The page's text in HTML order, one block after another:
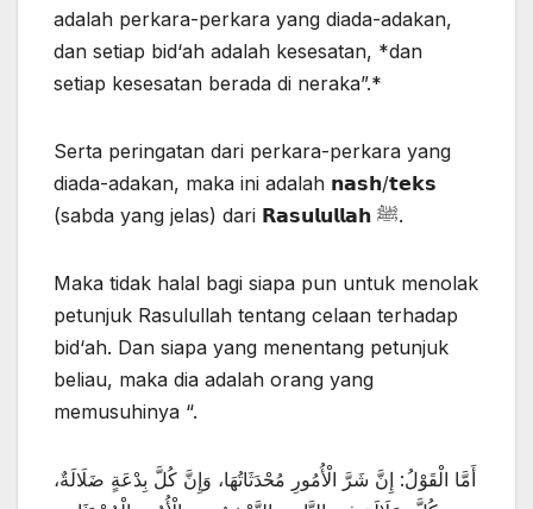
adalah perkara-perkara yang diada-adakan,
dan setiap bid‘ah adalah kesesatan, *dan
setiap kesesatan berada di neraka”.*
Serta peringatan dari perkara-perkara yang
diada-adakan, maka ini adalah 𝗻𝗮𝘀𝗵/𝘁𝗲𝗸𝘀
(sabda yang jelas) dari 𝗥𝗮𝘀𝘂𝗹𝘂𝗹𝗹𝗮𝗵 ﷺ.
Maka tidak halal bagi siapa pun untuk menolak
petunjuk Rasulullah tentang celaan terhadap
bid‘ah. Dan siapa yang menentang petunjuk
beliau, maka dia adalah orang yang
memusuhinya “.
أَمَّا الْقَوْلُ: إِنَّ شَرَّ الْأُمُورِ مُحْدَثَاتُهَا، وَإِنَّ كُلَّ بِدْعَةٍ ضَلَالَةٌ،